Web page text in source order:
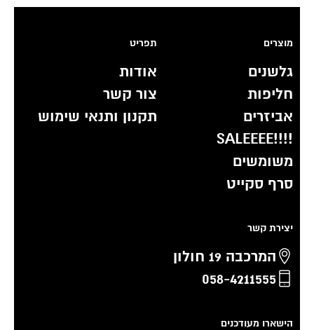
מוצרים
גלשנים
חליפות
אביזרים
!!!!SALEEEE
משומשים
סרף סקייט
תפריט
אודות
צור קשר
תקנון ותנאי שימוש
יצירת קשר
המרכבה 19 חולון
058-4211555
הישארו מעודכנים